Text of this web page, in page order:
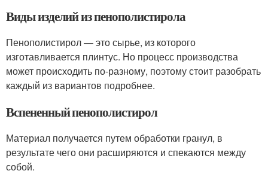
Виды изделий из пенополистирола
Пенополистирол — это сырье, из которого
изготавливается плинтус. Но процесс производства
может происходить по-разному, поэтому стоит разобрать
каждый из вариантов подробнее.
Вспененный пенополистирол
Материал получается путем обработки гранул, в
результате чего они расширяются и спекаются между
собой.